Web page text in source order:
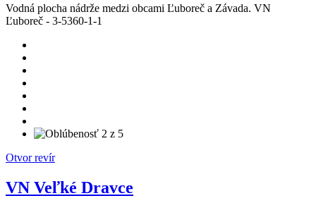
Vodná plocha nádrže medzi obcami Ľuboreč a Závada. VN
Ľuboreč - 3-5360-1-1
Otvor revír
VN Veľké Dravce